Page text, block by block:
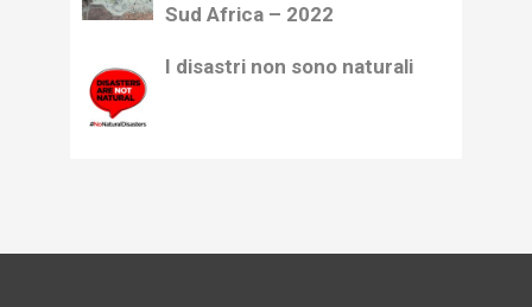
Sud Africa – 2022
I disastri non sono naturali